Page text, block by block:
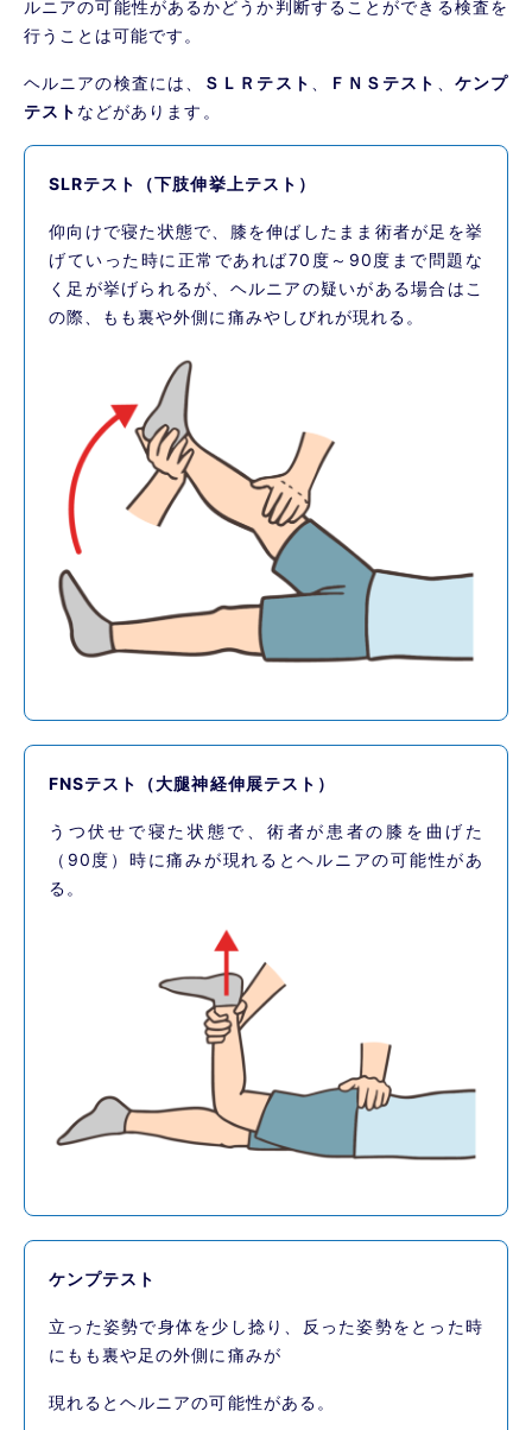
ルニアの可能性があるかどうか判断することができる検査を
行うことは可能です。
ヘルニアの検査には、 ＳＬＲテスト 、 ＦＮＳテスト 、 ケンプ
テスト などがあります。
SLRテスト（下肢伸挙上テスト）
仰向けで寝た状態で、膝を伸ばしたまま術者が足を挙
げていった時に正常であれば70度～90度まで問題な
く足が挙げられるが、ヘルニアの疑いがある場合はこ
の際、もも裏や外側に痛みやしびれが現れる。
FNSテスト（大腿神経伸展テスト）
うつ伏せで寝た状態で、術者が患者の膝を曲げた
（90度）時に痛みが現れるとヘルニアの可能性があ
る。
ケンプテスト
立った姿勢で身体を少し捻り、反った姿勢をとった時
にもも裏や足の外側に痛みが
現れるとヘルニアの可能性がある。